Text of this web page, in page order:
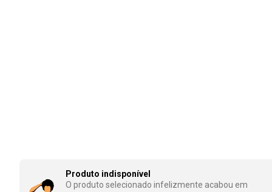
Produto indisponível
O produto selecionado infelizmente acabou em